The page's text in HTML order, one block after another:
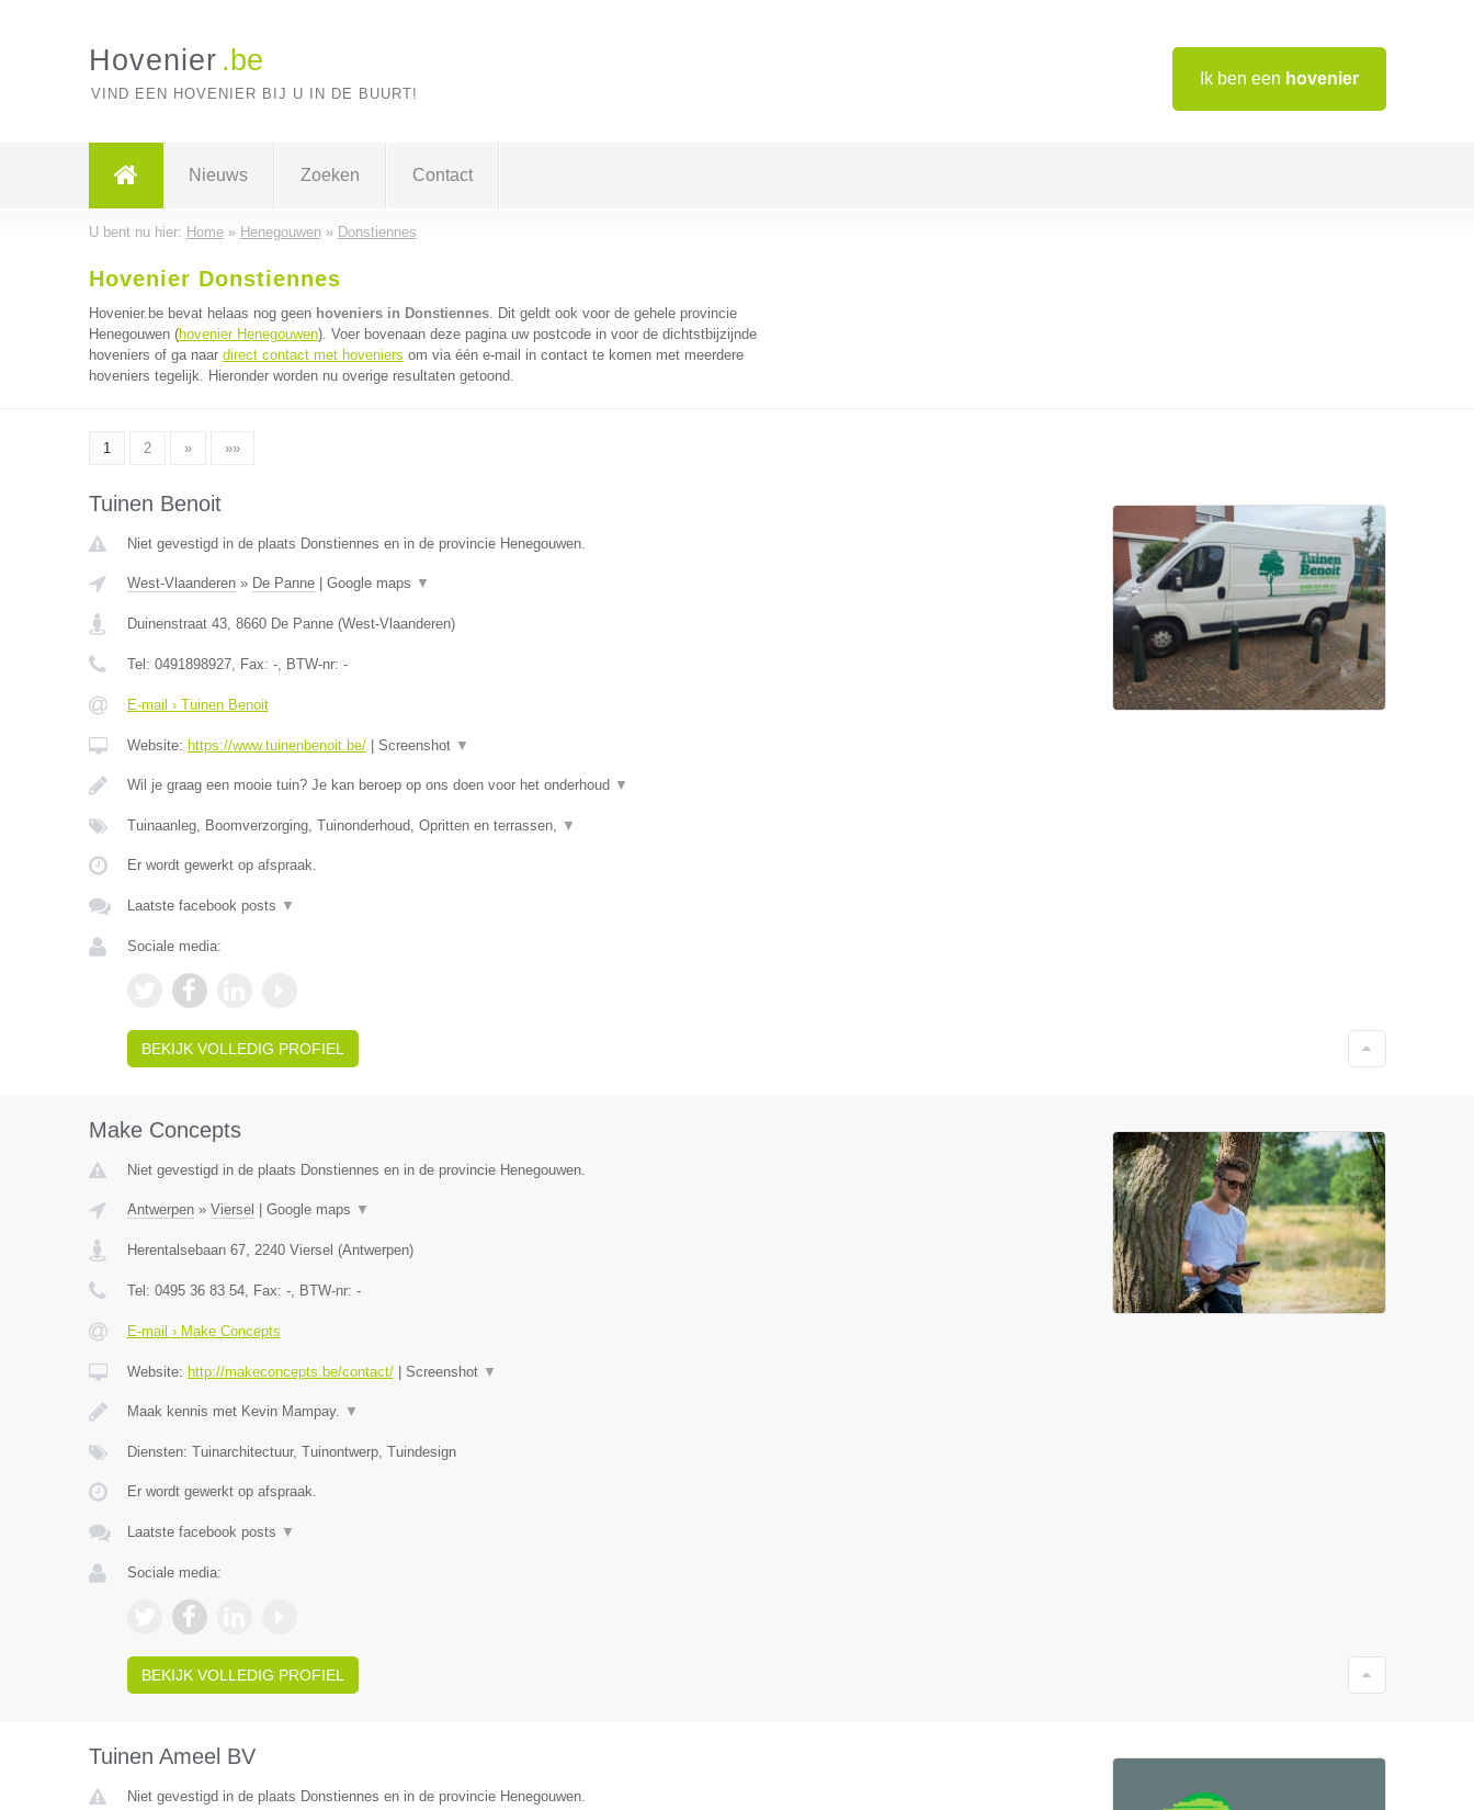
Ik ben een hovenier
Hovenier .be
VIND EEN HOVENIER BIJ U IN DE BUURT!
Nieuws Zoeken Contact
U bent nu hier: Home» Henegouwen» Donstiennes
Hovenier Donstiennes
Hovenier.be bevat helaas nog geen hoveniers in Donstiennes. Dit geldt ook voor de gehele provincie
Henegouwen (hovenier Henegouwen). Voer bovenaan deze pagina uw postcode in voor de dichtstbijzijnde
hoveniers of ga naar direct contact met hoveniers om via één e-mail in contact te komen met meerdere
hoveniers tegelijk. Hieronder worden nu overige resultaten getoond.
1 2 » »»
Tuinen Benoit
Niet gevestigd in de plaats Donstiennes en in de provincie Henegouwen.
West-Vlaanderen» De Panne| Google maps ▼
Duinenstraat 43, 8660 De Panne(West-Vlaanderen)
Tel: 0491898927, Fax: -, BTW-nr: -
E-mail › Tuinen Benoit
Website: https://www.tuinenbenoit.be/| Screenshot ▼
Wil je graag een mooie tuin? Je kan beroep op ons doen voor het onderhoud ▼
Tuinaanleg, Boomverzorging, Tuinonderhoud, Opritten en terrassen, ▼
Er wordt gewerkt op afspraak.
Laatste facebook posts ▼
Sociale media:
BEKIJK VOLLEDIG PROFIEL
Make Concepts
Niet gevestigd in de plaats Donstiennes en in de provincie Henegouwen.
Antwerpen» Viersel Google maps ▼
Herentalsebaan 67, 2240 Viersel (Antwerpen)
Tel: 0495 36 83 54, Fax: -, BTW-nr: -
E-mail › Make Concepts
Website: http://makeconcepts.be/contact/| Screenshot ▼
Maak kennis met Kevin Mampay. ▼
Diensten: Tuinarchitectuur, Tuinontwerp, Tuindesign
Er wordt gewerkt op afspraak.
Laatste facebook posts ▼
Sociale media:
BEKIJK VOLLEDIG PROFIEL
Tuinen Ameel BV
Niet gevestigd in de plaats Donstiennes en in de provincie Henegouwen.